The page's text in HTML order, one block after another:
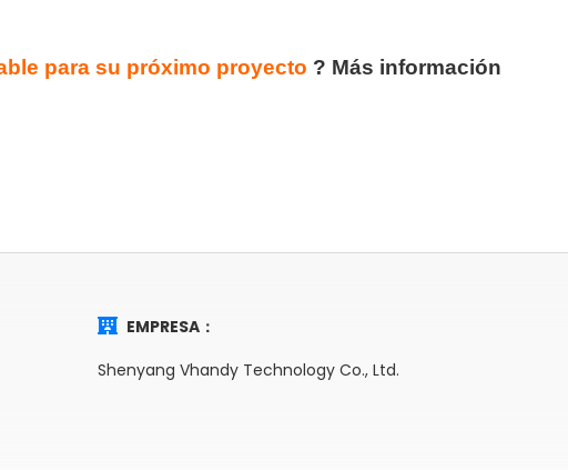
para su próximo proyecto ? Más información
EMPRESA：
Shenyang Vhandy Technology Co., Ltd.